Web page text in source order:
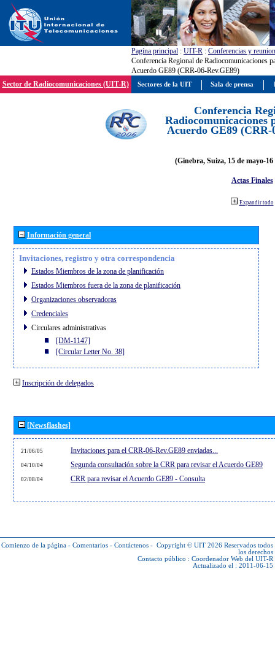
Pagína principal : UIT-R : Conferencias y
Conferencia Regional de Radiocomunicaciones
Acuerdo GE89 (CRR-06-Rev.GE89)
Sector de Radiocomunicaciones (UIT-R)
Conferencia
Radiocomunicaciones
Acuerdo GE89 (CRR-
(Ginebra, Suiza, 15 de mayo-
Actas Finales
Expandir todo
Información general
Invitaciones, registro y otra correspondencia
Estados Miembros de la zona de planificación
Estados Miembros fuera de la zona de planificación
Organizaciones observadoras
Credenciales
Circulares administrativas
[DM-1147]
[Circular Letter No. 38]
Inscripción de delegados
[Newsflashes]
21/06/05 Invitaciones para el CRR-06-Rev.GE89 enviadas...
04/10/04 Segunda consultación sobre la CRR para revisar el Acuerdo GE89
02/08/04 CRR para revisar el Acuerdo GE89 - Consulta
Comienzo de la página - Comentarios - Contáctenos - Copyright © UIT 2026 Reservados todos
los derechos
Contacto público : Coordenador Web del UIT-R
Actualizado el : 2011-06-15
Sectores de la UIT Sala de prensa